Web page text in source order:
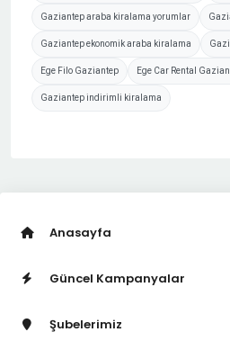
Gaziantep araba kiralama yorumlar
Gaziantep ekonomik araba kiralama
Ege Filo Gaziantep Ege Car Rental
Gaziantep indirimli kiralama
Anasayfa
Güncel Kampanyalar
Şubelerimiz